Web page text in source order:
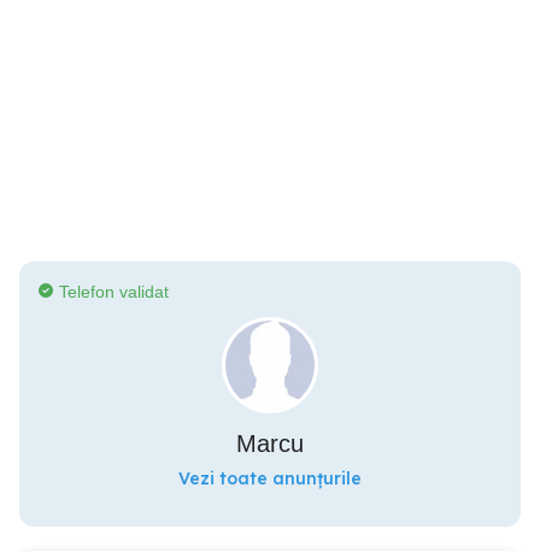
Telefon validat
Marcu
Vezi toate anunțurile